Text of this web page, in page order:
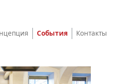
События Контакты